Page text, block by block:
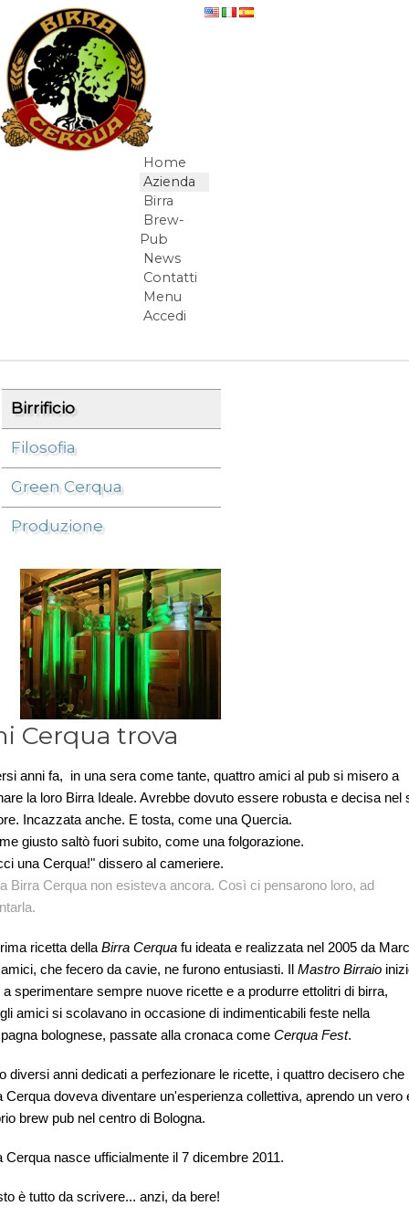
Salta al contenuto
Il Birrificio CerquaNavigazione
Home
Azienda
Birra
Brew-
Pub
News
Contatti
Menu
Accedi
Elementi Navigazione
Azienda / Birrificio
Birrificio
Filosofia
Green Cerqua
Produzione
Cerqua trova
anni fa, in una sera come tante, quattro amici al pub si misero a
la loro Birra Ideale. Avrebbe dovuto essere robusta e decisa nel
Incazzata anche. E tosta, come una Quercia.
giusto saltò fuori subito, come una folgorazione.
una Cerqua!" dissero al cameriere.
Birra Cerqua non esisteva ancora. Così ci pensarono loro, ad
ricetta dellaBirra Cerquafu ideata e realizzata nel 2005 da
che fecero da cavie, ne furono entusiasti. IlMastro Birraio
sperimentare sempre nuove ricette e a produrre ettolitri di birra,
amici si scolavano in occasione di indimenticabili feste nella
bolognese, passate alla cronaca comeCerqua Fest.
diversi anni dedicati a perfezionare le ricette, i quattro decisero che
Cerqua doveva diventare un'esperienza collettiva, aprendo un vero
brew pub nel centro di Bologna.
Cerqua nasce ufficialmente il 7 dicembre 2011.
è tutto da scrivere... anzi, da bere!